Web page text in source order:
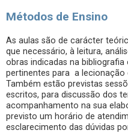
Métodos de Ensino
As aulas são de carácter
que necessário, à leitura,
obras indicadas na
pertinentes para a lecionação
Também estão previstas
escritos, para discussão dos
acompanhamento na sua
previsto um horário de
esclarecimento das dúvidas